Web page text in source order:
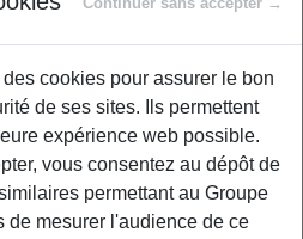
complémentaire à adhésion
par un employeur au bénéfice
de leurs ayants droit (ou par
une association, au
cookies pour assurer le bon
de ses sites. Ils permettent
expérience web possible.
vous consentez au dépôt de
permettant au Groupe
de mesurer l'audience de ce